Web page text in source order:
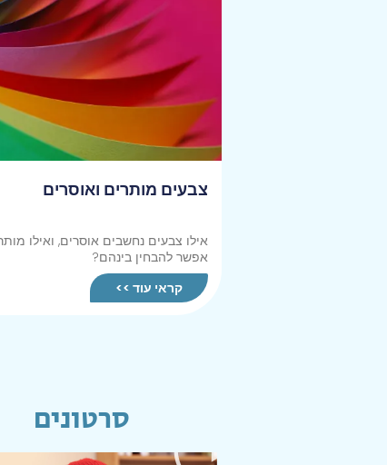
צבעים מותרים ואוסרים
אילו צבעים נחשבים אוסרים, ואילו
אפשר להבחין בינהם?
קראי עוד >>
סרטונים